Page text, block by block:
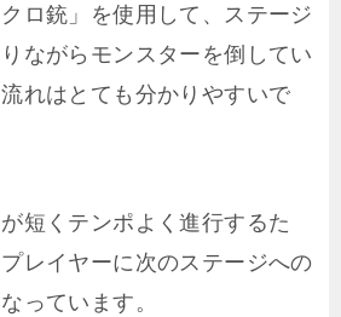
ロ銃」を使用して、ステージ
ながらモンスターを倒してい
れはとても分かりやすいで
短くテンポよく進行するた
レイヤーに次のステージへの
っています。